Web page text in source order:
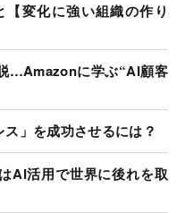
変化に強い組織の作り
…Amazonに学ぶ“AI顧客
」を成功させるには？
AI活用で世界に後れを取